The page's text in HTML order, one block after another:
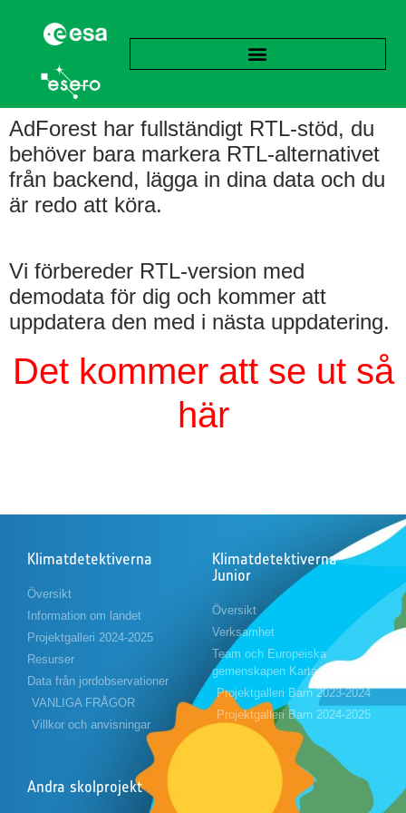
AdForest har fullständigt RTL-stöd, du
behöver bara markera RTL-alternativet
från backend, lägga in dina data och du
är redo att köra.
Vi förbereder RTL-version med
demodata för dig och kommer att
uppdatera den med i nästa uppdatering.
Det kommer att se ut så
här
Klimatdetektiverna
Översikt
Information om landet
Projektgalleri 2024-2025
Resurser
Data från jordobservationer
VANLIGA FRÅGOR
Villkor och anvisningar
Klimatdetektiverna
Junior
Översikt
Verksamhet
Team och Europeiska
gemenskapen Karta
Projektgalleri Barn 2023-2024
Projektgalleri Barn 2024-2025
Andra skolprojekt